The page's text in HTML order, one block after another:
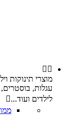
 
מוצרי תינוקות
עגלות,
לילדים ועוד...